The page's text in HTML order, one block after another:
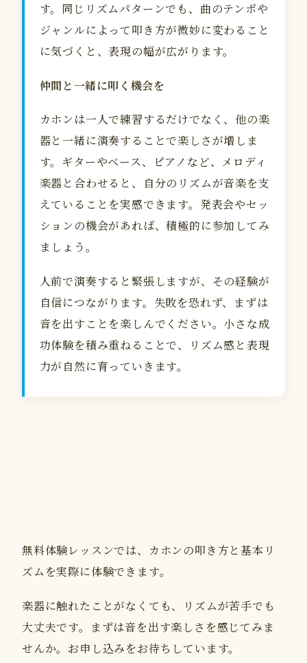
す。同じリズムパターンでも、曲のテンポや
ジャンルによって叩き方が微妙に変わること
に気づくと、表現の幅が広がります。
仲間と一緒に叩く機会を
カホンは一人で練習するだけでなく、他の楽
器と一緒に演奏することで楽しさが増しま
す。ギターやベース、ピアノなど、メロディ
楽器と合わせると、自分のリズムが音楽を支
えていることを実感できます。発表会やセッ
ションの機会があれば、積極的に参加してみ
ましょう。
人前で演奏すると緊張しますが、その経験が
自信につながります。失敗を恐れず、まずは
音を出すことを楽しんでください。小さな成
功体験を積み重ねることで、リズム感と表現
力が自然に育っていきます。
無料体験レッスンでは、カホンの叩き方と基本リ
ズムを実際に体験できます。
楽器に触れたことがなくても、リズムが苦手でも
大丈夫です。まずは音を出す楽しさを感じてみま
せんか。お申し込みをお待ちしています。